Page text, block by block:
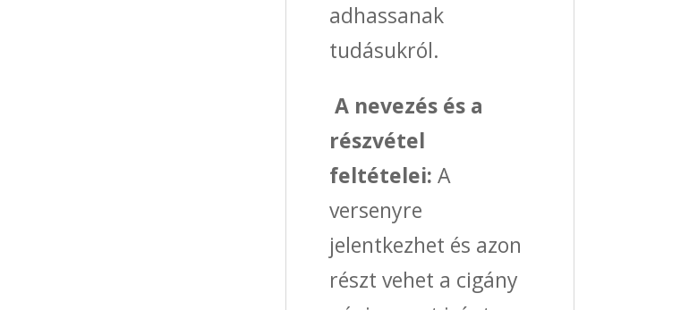
adhassanak
tudásukról.
A nevezés és a
részvétel
feltételei: A
versenyre
jelentkezhet és azon
részt vehet a cigány